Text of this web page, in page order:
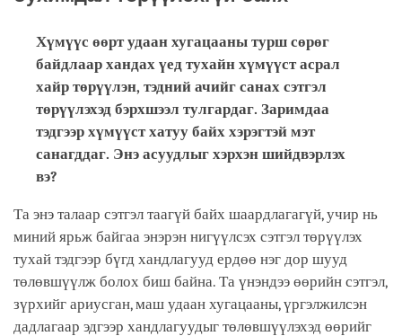
Хүмүүс өөрт удаан хугацааны турш сөрөг
байдлаар хандах үед тухайн хүмүүст асрал
хайр төрүүлэн, тэдний ачийг санах сэтгэл
төрүүлэхэд бэрхшээл тулгардаг. Заримдаа
тэдгээр хүмүүст хатуу байх хэрэгтэй мэт
санагддаг. Энэ асуудлыг хэрхэн шийдвэрлэх
вэ?
Та энэ талаар сэтгэл таагүй байх шаардлагагүй, учир нь
миний ярьж байгаа энэрэн нигүүлсэх сэтгэл төрүүлэх
тухай тэдгээр бүгд хандлагууд ердөө нэг дор шууд
төлөвшүүлж болох биш байна. Та үнэндээ өөрийн сэтгэл,
зүрхийг ариусган, маш удаан хугацааны, үргэлжилсэн
дадлагаар эдгээр хандлагуудыг төлөвшүүлэхэд өөрийг